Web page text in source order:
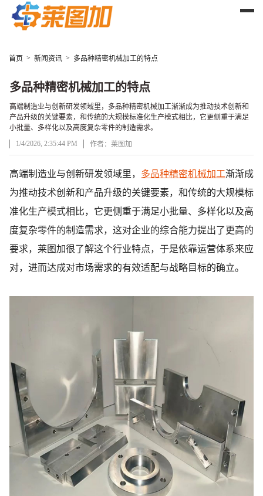
首页 > 新闻资讯 > 多品种精密机械加工的特点
多品种精密机械加工的特点
高端制造业与创新研发领域里，多品种精密机械加工渐渐成为推动技术创新和
产品升级的关键要素，和传统的大规模标准化生产模式相比，它更侧重于满足
小批量、多样化以及高度复杂零件的制造需求。
1/4/2026, 2:35:44 PM
作者：莱图加
文章正文
高端制造业与创新研发领域里， 多品种精密机械加工渐渐成
为推动技术创新和产品升级的关键要素，和传统的大规模标
准化生产模式相比，它更侧重于满足小批量、多样化以及高
度复杂零件的制造需求，这对企业的综合能力提出了更高的
要求，莱图加很了解这个行业特点，于是依靠运营体系来应
对，进而达成对市场需求的有效适配与战略目标的确立。